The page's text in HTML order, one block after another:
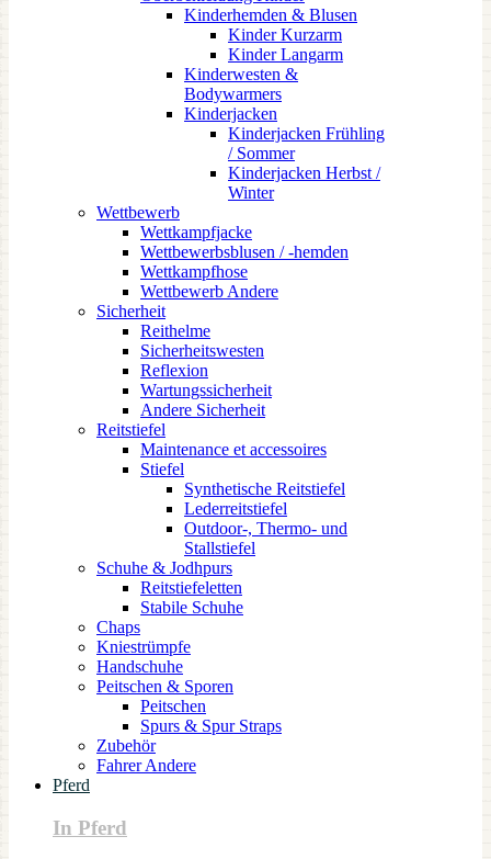
Kinderhemden & Blusen
Kinder Kurzarm
Kinder Langarm
Kinderwesten &
Bodywarmers
Kinderjacken
Kinderjacken Frühling
/ Sommer
Kinderjacken Herbst /
Winter
Wettbewerb
Wettkampfjacke
Wettbewerbsblusen / -hemden
Wettkampfhose
Wettbewerb Andere
Sicherheit
Reithelme
Sicherheitswesten
Reflexion
Wartungssicherheit
Andere Sicherheit
Reitstiefel
Maintenance et accessoires
Stiefel
Synthetische Reitstiefel
Lederreitstiefel
Outdoor-, Thermo- und
Stallstiefel
Schuhe & Jodhpurs
Reitstiefeletten
Stabile Schuhe
Chaps
Kniestrümpfe
Handschuhe
Peitschen & Sporen
Peitschen
Spurs & Spur Straps
Zubehör
Fahrer Andere
Pferd
In Pferd